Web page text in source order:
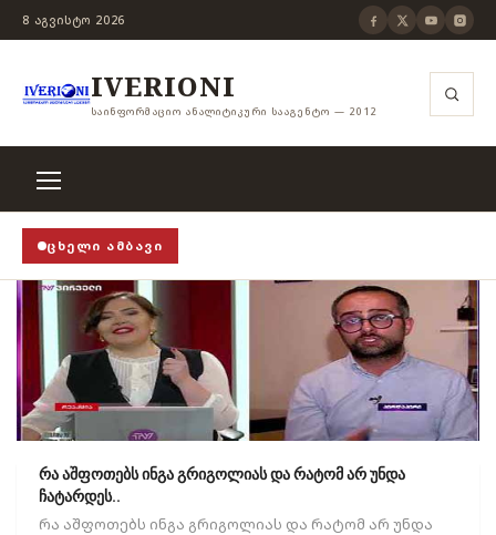
8 ᲐᲒᲕᲘᲡᲢᲝ 2026
IVERIONI
ᲡᲐᲘᲜᲤᲝᲠᲛᲐᲪᲘᲝ ᲐᲜᲐᲚᲘᲢᲘᲙᲣᲠᲘ ᲡᲐᲐᲒᲔᲜᲢᲝ — 2012
ᲪᲮᲔᲚᲘ ᲐᲛᲑᲐᲕᲘ
› როცა თვითცენზურის ჭანჭიკი მოშლილია,
რა აშფოთებს ინგა გრიგოლიას და რატომ არ უნდა
ჩატარდეს..
რა აშფოთებს ინგა გრიგოლიას და რატომ არ უნდა